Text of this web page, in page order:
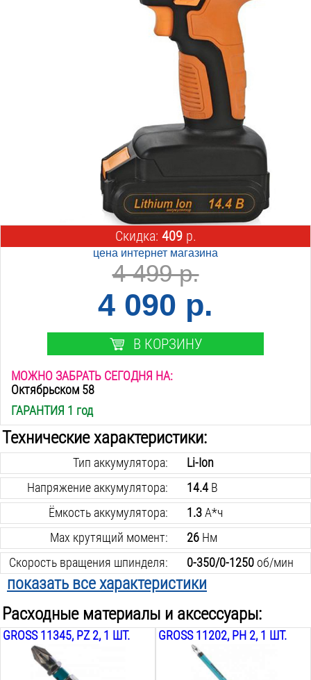
Скидка: 409р.
цена интернет магазина
4 499 р.
4 090 р.
В КОРЗИНУ
МОЖНО ЗАБРАТЬ СЕГОДНЯ НА:
Октябрьском 58
ГАРАНТИЯ 1 год
Технические характеристики:
Тип аккумулятора:
Li-Ion
Напряжение аккумулятора:
14.4В
Ёмкость аккумулятора:
1.3А*ч
Max крутящий момент:
26Нм
Скорость вращения шпинделя:
0-350/0-1250об/мин
Количество скоростей:
2шт.
Max Ø сверления в стали:
10мм
Max Ø сверления в дереве:
25мм
щеточный
показать все характеристики
Расходные материалы и аксессуары:
GROSS 11345, PZ 2, 1 ШТ. GROSS 11202, PH 2, 1 ШТ.